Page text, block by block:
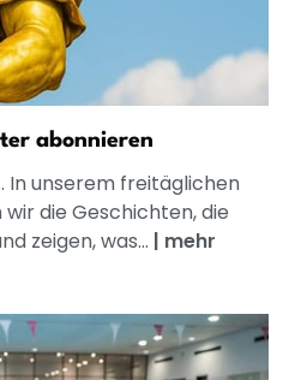
abonnieren
In unserem freitäglichen
die Geschichten, die
zeigen, was... | mehr